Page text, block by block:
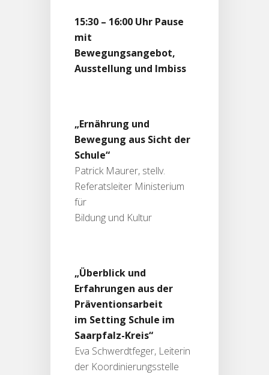
15:30 – 16:00 Uhr Pause
mit
Bewegungsangebot,
Ausstellung und Imbiss
„Ernährung und
Bewegung aus Sicht der
Schule“
Patrick Maurer, stellv.
Referatsleiter Ministerium
für
Bildung und Kultur
„Überblick und
Erfahrungen aus der
Präventionsarbeit
im Setting Schule im
Saarpfalz-Kreis“
Eva Schwerdtfeger, Leiterin
der Koordinierungsstelle